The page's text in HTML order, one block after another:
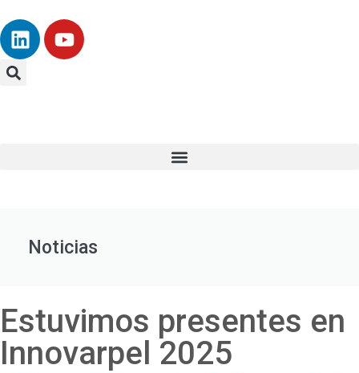
Noticias
Estuvimos presentes en
Innovarpel 2025